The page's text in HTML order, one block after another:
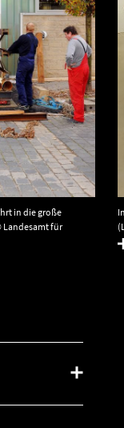
in die große
Landesamt für
Bentele.